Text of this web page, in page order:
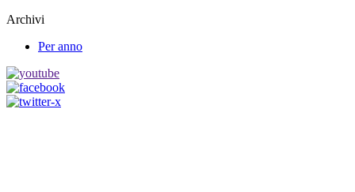
Archivi
Per anno